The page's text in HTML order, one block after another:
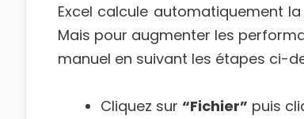
Excel calcule automatiquement
Mais pour augmenter les
manuel en suivant les étapes ci-
Cliquez sur “Fichier” puis